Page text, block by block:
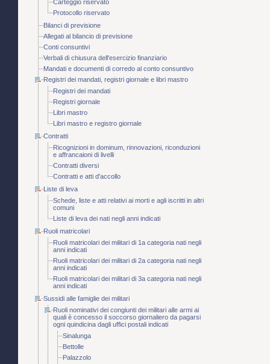
Carteggio riservato
Protocollo riservato
Bilanci di previsione
Allegati al bilancio di previsione
Conti consuntivi
Verbali di chiusura dell'esercizio finanziario
Mandati e documenti di corredo al conto consuntivo
Registri dei mandati, registri giornale e libri mastro
Registri dei mandati
Registri giornale
Libri mastro
Libri mastro e registro giornale
Contratti
Ricognizioni in dominum, rinnovazioni, riconduzioni
e affrancaioni di livelli
Contratti diversi
Contratti e atti d'accollo
Liste di leva
Schede, liste e atti relativi ai morti e agli iscritti in altri
comuni
Liste di leva dei nati negli anni indicati
Ruoli matricolari
Ruoli matricolari dei militari di 1a categoria nati negli
anni indicati
Ruoli matricolari dei militari di 2a categoria nati negli
anni indicati
Ruoli matricolari dei militari di 3a categoria nati negli
anni indicati
Sussidi alle famiglie dei militari
Ruoli nominativi dei congiunti dei militari alle armi ai
quali è concesso il soccorso giornaliero da pagarsi
ogni quindicina dagli uffici postali indicati
Sinalunga
Bettolle
Palazzolo